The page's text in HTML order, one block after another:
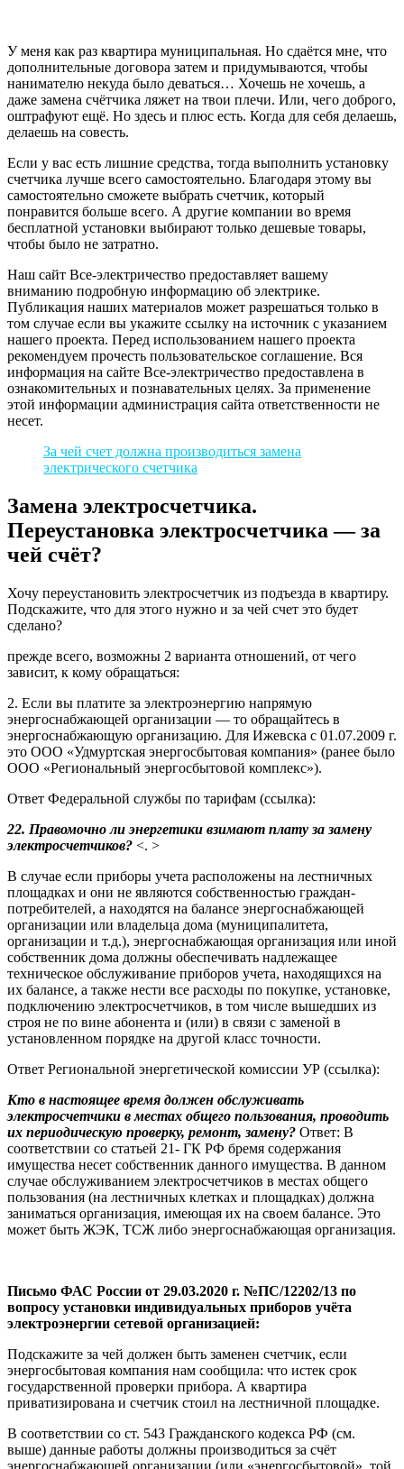
У меня как раз квартира муниципальная. Но сдаётся мне, что
дополнительные договора затем и придумываются, чтобы
нанимателю некуда было деваться… Хочешь не хочешь, а
даже замена счётчика ляжет на твои плечи. Или, чего доброго,
оштрафуют ещё. Но здесь и плюс есть. Когда для себя делаешь,
делаешь на совесть.
Если у вас есть лишние средства, тогда выполнить установку
счетчика лучше всего самостоятельно. Благодаря этому вы
самостоятельно сможете выбрать счетчик, который
понравится больше всего. А другие компании во время
бесплатной установки выбирают только дешевые товары,
чтобы было не затратно.
Наш сайт Все-электричество предоставляет вашему
вниманию подробную информацию об электрике.
Публикация наших материалов может разрешаться только в
том случае если вы укажите ссылку на источник с указанием
нашего проекта. Перед использованием нашего проекта
рекомендуем прочесть пользовательское соглашение. Вся
информация на сайте Все-электричество предоставлена в
ознакомительных и познавательных целях. За применение
этой информации администрация сайта ответственности не
несет.
За чей счет должна производиться замена
электрического счетчика
Замена электросчетчика.
Переустановка электросчетчика — за
чей счёт?
Хочу переустановить электросчетчик из подъезда в квартиру.
Подскажите, что для этого нужно и за чей счет это будет
сделано?
прежде всего, возможны 2 варианта отношений, от чего
зависит, к кому обращаться:
2. Если вы платите за электроэнергию напрямую
энергоснабжающей организации — то обращайтесь в
энергоснабжающую организацию. Для Ижевска с 01.07.2009 г.
это ООО «Удмуртская энергосбытовая компания» (ранее было
ООО «Региональный энергосбытовой комплекс»).
Ответ Федеральной службы по тарифам (ссылка):
22. Правомочно ли энергетики взимают плату за замену
электросчетчиков? <. >
В случае если приборы учета расположены на лестничных
площадках и они не являются собственностью граждан-
потребителей, а находятся на балансе энергоснабжающей
организации или владельца дома (муниципалитета,
организации и т.д.), энергоснабжающая организация или иной
собственник дома должны обеспечивать надлежащее
техническое обслуживание приборов учета, находящихся на
их балансе, а также нести все расходы по покупке, установке,
подключению электросчетчиков, в том числе вышедших из
строя не по вине абонента и (или) в связи с заменой в
установленном порядке на другой класс точности.
Ответ Региональной энергетической комиссии УР (ссылка):
Кто в настоящее время должен обслуживать
электросчетчики в местах общего пользования, проводить
их периодическую проверку, ремонт, замену? Ответ: В
соответствии со статьей 21- ГК РФ бремя содержания
имущества несет собственник данного имущества. В данном
случае обслуживанием электросчетчиков в местах общего
пользования (на лестничных клетках и площадках) должна
заниматься организация, имеющая их на своем балансе. Это
может быть ЖЭК, ТСЖ либо энергоснабжающая организация.
Письмо ФАС России от 29.03.2020 г. №ПС/12202/13 по
вопросу установки индивидуальных приборов учёта
электроэнергии сетевой организацией:
Подскажите за чей должен быть заменен счетчик, если
энергосбытовая компания нам сообщила: что истек срок
государственной проверки прибора. А квартира
приватизирована и счетчик стоил на лестничной площадке.
В соответствии со ст. 543 Гражданского кодекса РФ (см.
выше) данные работы должны производиться за счёт
энергоснабжающей организации (или «энергосбытовой», той,